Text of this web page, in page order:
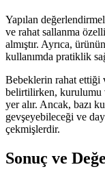
Yapılan
ve rahat sallanma
almıştır. Ayrıca,
kullanımda pratiklik
Bebeklerin rahat ettiği
belirtilirken, kurulumu
yer alır. Ancak, bazı
gevşeyebileceği ve
çekmişlerdir.
Sonuç ve